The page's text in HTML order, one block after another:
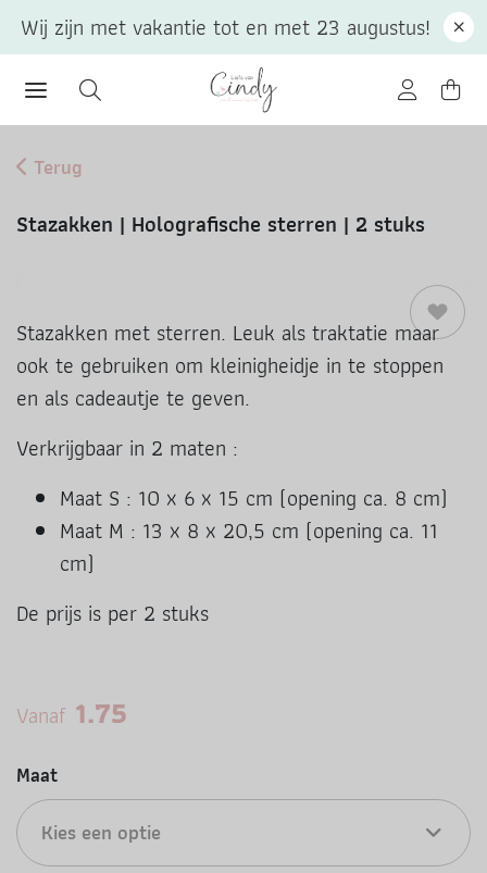
Terug
Stazakken | Holografische sterren | 2 stuks
Stazakken met sterren. Leuk als traktatie maar
ook te gebruiken om kleinigheidje in te stoppen
en als cadeautje te geven.
Verkrijgbaar in 2 maten :
Maat S : 10 x 6 x 15 cm (opening ca. 8 cm)
Maat M : 13 x 8 x 20,5 cm (opening ca. 11
cm)
De prijs is per 2 stuks
Vanaf 1.75
Maat
Kies een optie
Wij zijn met vakantie tot en met 23 augustus!